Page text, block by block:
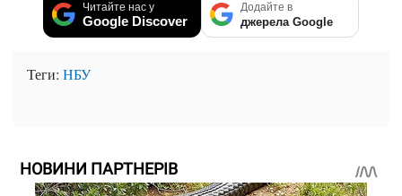
Читайте нас у
Google Discover
Додайте в
джерела Google
Теги: НБУ
НОВИНИ ПАРТНЕРІВ